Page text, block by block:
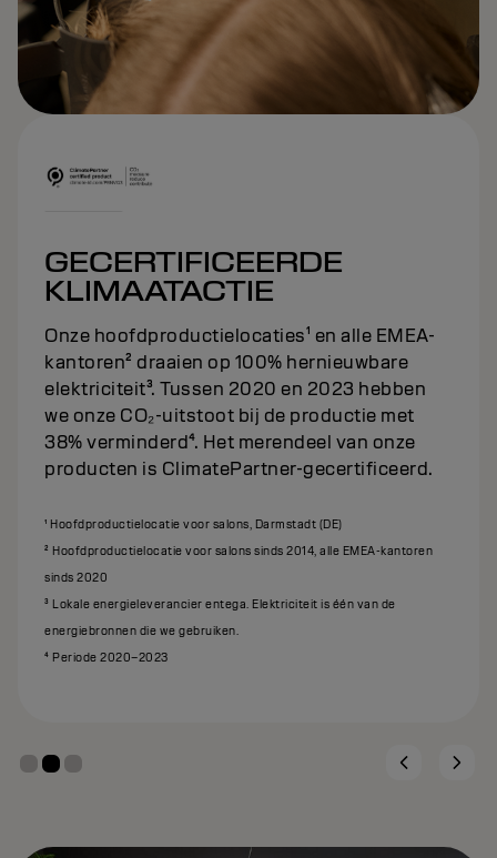
GECERTIFICEERDE
KLIMAATACTIE
Onze hoofdproductielocaties¹ en alle EMEA-
kantoren² draaien op 100% hernieuwbare
elektriciteit³. Tussen 2020 en 2023 hebben
we onze CO₂-uitstoot bij de productie met
38% verminderd⁴. Het merendeel van onze
producten is ClimatePartner-gecertificeerd.
¹ Hoofdproductielocatie voor salons, Darmstadt (DE)
² Hoofdproductielocatie voor salons sinds 2014, alle EMEA-kantoren
sinds 2020
³ Lokale energieleverancier entega. Elektriciteit is één van de
energiebronnen die we gebruiken.
⁴ Periode 2020–2023